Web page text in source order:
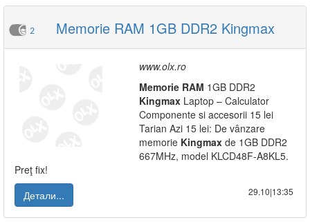
2 Memorie RAM 1GB DDR2 Kingmax
www.olx.ro
Memorie RAM 1GB DDR2
Kingmax Laptop – Calculator
Componente si accesorii 15 lei
Tarian Azi 15 lei: De vânzare
memorie Kingmax de 1GB DDR2
667MHz, model KLCD48F-A8KL5.
Preţ fix!
Детали...
29.10|13:35